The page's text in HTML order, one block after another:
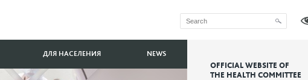
OFFICIAL WEBSITE OF
THE HEALTH COMMITTEE
ДЛЯ НАСЕЛЕНИЯ NEWS